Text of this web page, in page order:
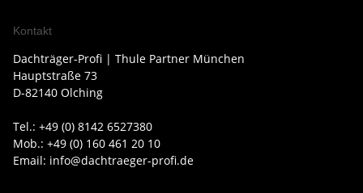
Kontakt
Dachträger-Profi | Thule Partner München
Hauptstraße 73
D-82140 Olching
Tel.: +49 (0) 8142 6527380
Mob.: +49 (0) 160 461 20 10
Email: info@dachtraeger-profi.de